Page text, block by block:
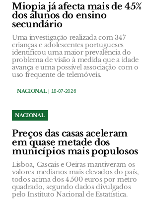
Miopia já afecta mais de 45%
dos alunos do ensino
secundário
Uma investigação realizada com 347
crianças e adolescentes portugueses
identificou uma maior prevalência do
problema de visão à medida que a idade
avança e uma possível associação com o
uso frequente de telemóveis.
NACIONAL| 18-07-2026
NACIONAL
Preços das casas aceleram
em quase metade dos
municípios mais populosos
Lisboa, Cascais e Oeiras mantiveram os
valores medianos mais elevados do país,
todos acima dos 4.500 euros por metro
quadrado, segundo dados divulgados
pelo Instituto Nacional de Estatística.